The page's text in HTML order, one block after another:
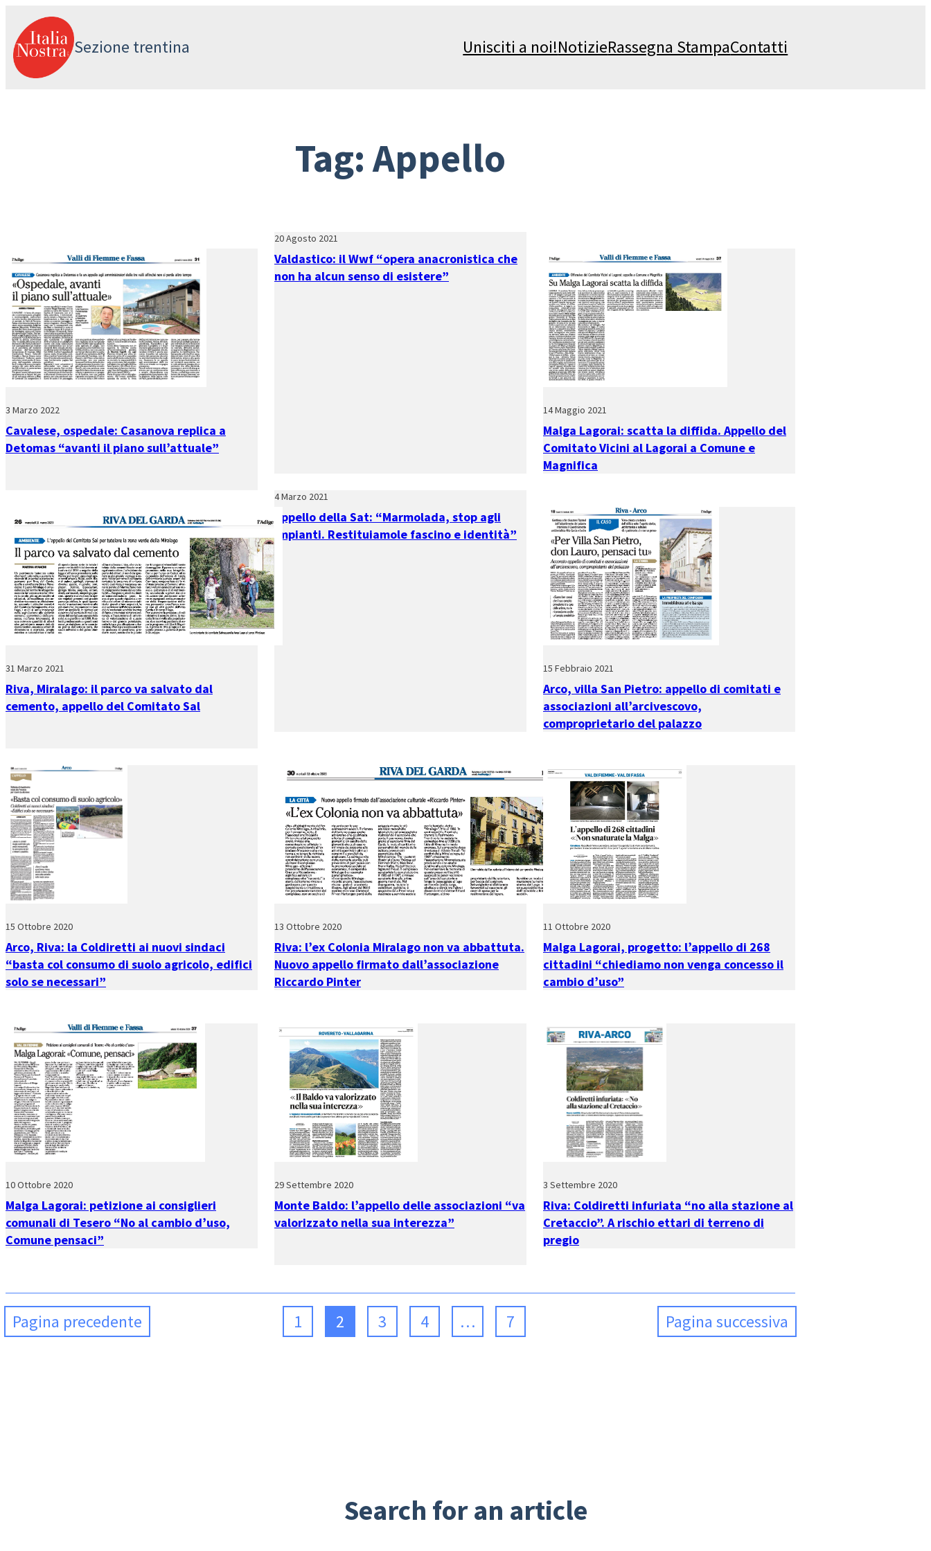
al
contenuto
Sezione trentina Unisciti a noi!NotizieRassegna StampaContatti
Tag:Appello
3 Marzo 2022
Cavalese, ospedale: Casanova replica a
Detomas “avanti il piano sull’attuale”
20 Agosto 2021
Valdastico: il Wwf “opera anacronistica che
non ha alcun senso di esistere”
14 Maggio 2021
Malga Lagorai: scatta la diffida. Appello del
Comitato Vicini al Lagorai a Comune e
Magnifica
31 Marzo 2021
Riva, Miralago: il parco va salvato dal
cemento, appello del Comitato Sal
4 Marzo 2021
Appello della Sat: “Marmolada, stop agli
impianti. Restituiamole fascino e identità”
15 Febbraio 2021
Arco, villa San Pietro: appello di comitati e
associazioni all’arcivescovo,
comproprietario del palazzo
15 Ottobre 2020
Arco, Riva: la Coldiretti ai nuovi sindaci
“basta col consumo di suolo agricolo, edifici
solo se necessari”
13 Ottobre 2020
Riva: l’ex Colonia Miralago non va abbattuta.
Nuovo appello firmato dall’associazione
Riccardo Pinter
11 Ottobre 2020
Malga Lagorai, progetto: l’appello di 268
cittadini “chiediamo non venga concesso il
cambio d’uso”
10 Ottobre 2020
Malga Lagorai: petizione ai consiglieri
comunali di Tesero “No al cambio d’uso,
Comune pensaci”
29 Settembre 2020
Monte Baldo: l’appello delle associazioni “va
valorizzato nella sua interezza”
3 Settembre 2020
Riva: Coldiretti infuriata “no alla stazione al
Cretaccio”. A rischio ettari di terreno di
pregio
Pagina precedente 1 2 3 4 … 7 Pagina successiva
Search for an article